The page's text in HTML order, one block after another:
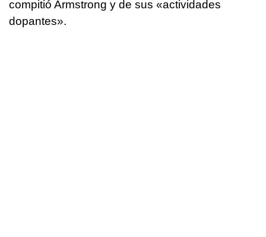
compitió Armstrong y de sus «actividades
dopantes».